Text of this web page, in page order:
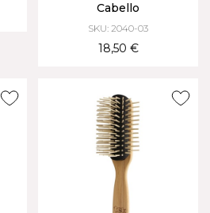
Cabello
SKU: 2040-03
18,50 €